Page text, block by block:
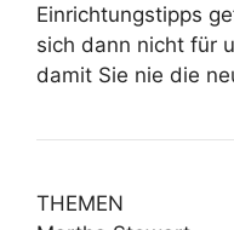
Einrichtungstipps
sich dann nicht für
damit Sie nie die
THEMEN